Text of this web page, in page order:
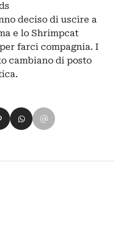
deciso di uscire a
e lo Shrimpcat
farci compagnia. I
cambiano di posto
su LinkedIn
su Pinterest
Condividi su WhatsApp
Condividi su Email